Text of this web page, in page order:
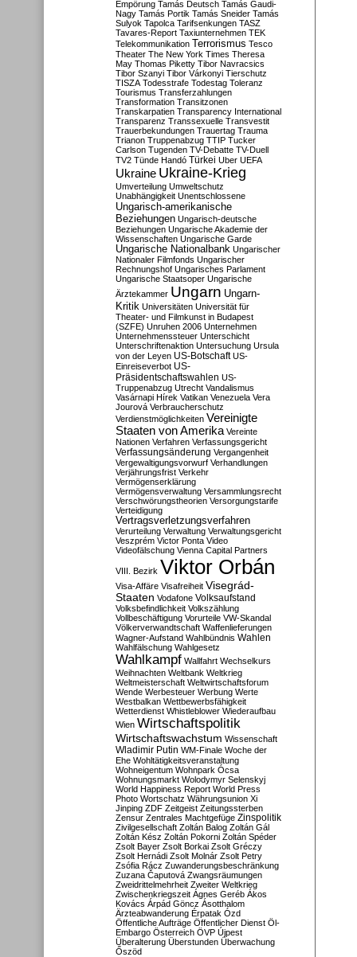
Empörung Tamás Deutsch Tamás Gaudi-
Nagy Tamás Portik Tamás Sneider Tamás
Sulyok Tapolca Tarifsenkungen TASZ
Tavares-Report Taxiunternehmen TEK
Telekommunikation Terrorismus Tesco
Theater The New York Times Theresa
May Thomas Piketty Tibor Navracsics
Tibor Szanyi Tibor Várkonyi Tierschutz
TISZA Todesstrafe Todestag Toleranz
Tourismus Transferzahlungen
Transformation Transitzonen
Transkarpatien Transparency International
Transparenz Transsexuelle Transvestit
Trauerbekundungen Trauertag Trauma
Trianon Truppenabzug TTIP Tucker
Carlson Tugenden TV-Debatte TV-Duell
TV2 Tünde Handó Türkei Uber UEFA
Ukraine Ukraine-Krieg
Umverteilung Umweltschutz
Unabhängigkeit Unentschlossene
Ungarisch-amerikanische
Beziehungen Ungarisch-deutsche
Beziehungen Ungarische Akademie der
Wissenschaften Ungarische Garde
Ungarische Nationalbank Ungarischer
Nationaler Filmfonds Ungarischer
Rechnungshof Ungarisches Parlament
Ungarische Staatsoper Ungarische
Ärztekammer Ungarn Ungarn-
Kritik Universitäten Universität für
Theater- und Filmkunst in Budapest
(SZFE) Unruhen 2006 Unternehmen
Unternehmenssteuer Unterschicht
Unterschriftenaktion Untersuchung Ursula
von der Leyen US-Botschaft US-
Einreiseverbot US-
Präsidentschaftswahlen US-
Truppenabzug Utrecht Vandalismus
Vasárnapi Hírek Vatikan Venezuela Vera
Jourová Verbraucherschutz
Verdienstmöglichkeiten Vereinigte
Staaten von Amerika Vereinte
Nationen Verfahren Verfassungsgericht
Verfassungsänderung Vergangenheit
Vergewaltigungsvorwurf Verhandlungen
Verjährungsfrist Verkehr
Vermögenserklärung
Vermögensverwaltung Versammlungsrecht
Verschwörungstheorien Versorgungstarife
Verteidigung
Vertragsverletzungsverfahren
Verurteilung Verwaltung Verwaltungsgericht
Veszprém Victor Ponta Video
Videofälschung Vienna Capital Partners
VIII. Bezirk Viktor Orbán
Visa-Affäre Visafreiheit Visegrád-
Staaten Vodafone Volksaufstand
Volksbefindlichkeit Volkszählung
Vollbeschäftigung Vorurteile VW-Skandal
Völkerverwandtschaft Waffenlieferungen
Wagner-Aufstand Wahlbündnis Wahlen
Wahlfälschung Wahlgesetz
Wahlkampf Wallfahrt Wechselkurs
Weihnachten Weltbank Weltkrieg
Weltmeisterschaft Weltwirtschaftsforum
Wende Werbesteuer Werbung Werte
Westbalkan Wettbewerbsfähigkeit
Wetterdienst Whistleblower Wiederaufbau
Wien Wirtschaftspolitik
Wirtschaftswachstum Wissenschaft
Wladimir Putin WM-Finale Woche der
Ehe Wohltätigkeitsveranstaltung
Wohneigentum Wohnpark Ócsa
Wohnungsmarkt Wolodymyr Selenskyj
World Happiness Report World Press
Photo Wortschatz Währungsunion Xi
Jinping ZDF Zeitgeist Zeitungssterben
Zensur Zentrales Machtgefüge Zinspolitik
Zivilgesellschaft Zoltán Balog Zoltán Gál
Zoltán Kész Zoltán Pokorni Zoltán Spéder
Zsolt Bayer Zsolt Borkai Zsolt Gréczy
Zsolt Hernádi Zsolt Molnár Zsolt Petry
Zsófia Rácz Zuwanderungsbeschränkung
Zuzana Čaputová Zwangsräumungen
Zweidrittelmehrheit Zweiter Weltkrieg
Zwischenkriegszeit Ágnes Geréb Ákos
Kovács Árpád Göncz Ásotthalom
Ärzteabwanderung Érpatak Ózd
Öffentliche Aufträge Öffentlicher Dienst Öl-
Embargo Österreich ÖVP Újpest
Überalterung Überstunden Überwachung
Őszöd